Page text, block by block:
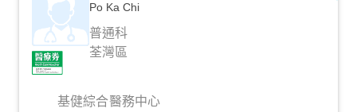
Po Ka Chi
普通科
荃灣區
基健綜合醫務中心